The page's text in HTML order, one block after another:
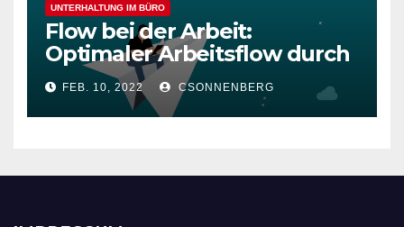
UNTERHALTUNG IM BÜRO
Flow bei der Arbeit:
Optimaler Arbeitsflow durch
wache Achtsamkeit
FEB. 10, 2022 CSONNENBERG